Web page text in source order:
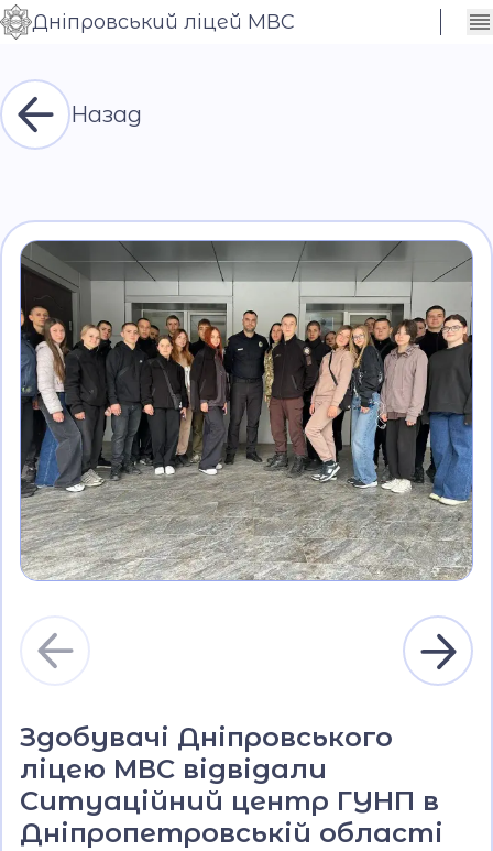
Контраст
Шрифт
Дніпровський ліцей МВС
Назад
Здобувачі Дніпровського
ліцею МВС відвідали
Ситуаційний центр ГУНП в
Дніпропетровській області